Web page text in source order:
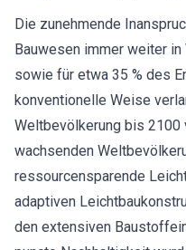
Die zunehmende
Bauwesen immer weiter
sowie für etwa 35 % des
konventionelle Weise
Weltbevölkerung bis 2100
wachsenden
ressourcensparende
adaptiven
den extensiven